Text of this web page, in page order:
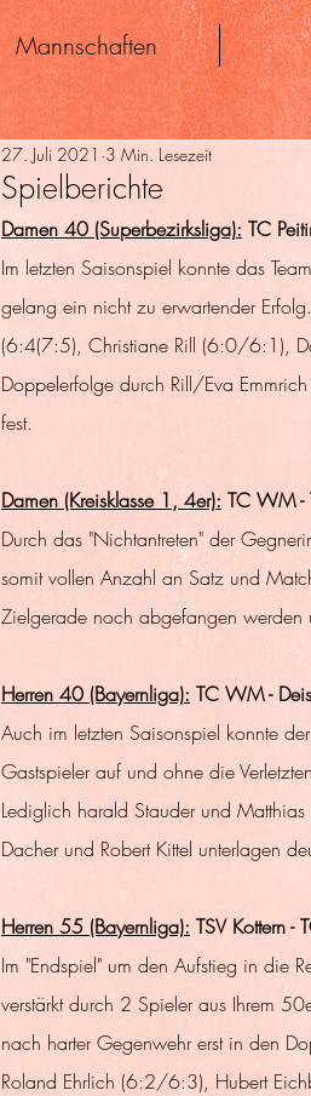
Mannschaften
Spielberichte
27. Juli 2021 3 Min. Lesezeit
Damen 40 (Superbezirksliga): TC
Im letzten Saisonspiel konnte das
gelang ein nicht zu erwartender
(6:4(7:5), Christiane Rill (6:0/6:1),
Doppelerfolge durch Rill/Eva
fest.
Damen (Kreisklasse 1, 4er): TC WM -
Durch das "Nichtantreten" der
somit vollen Anzahl an Satz und
Zielgerade noch abgefangen werden
Herren 40 (Bayernliga): TC WM -
Auch im letzten Saisonspiel konnte
Gastspieler auf und ohne die
Lediglich harald Stauder und
Dacher und Robert Kittel unterlagen
Herren 55 (Bayernliga): TSV Kottern
Im "Endspiel" um den Aufstieg in die
verstärkt durch 2 Spieler aus Ihrem
nach harter Gegenwehr erst in den
Roland Ehrlich (6:2/6:3), Hubert